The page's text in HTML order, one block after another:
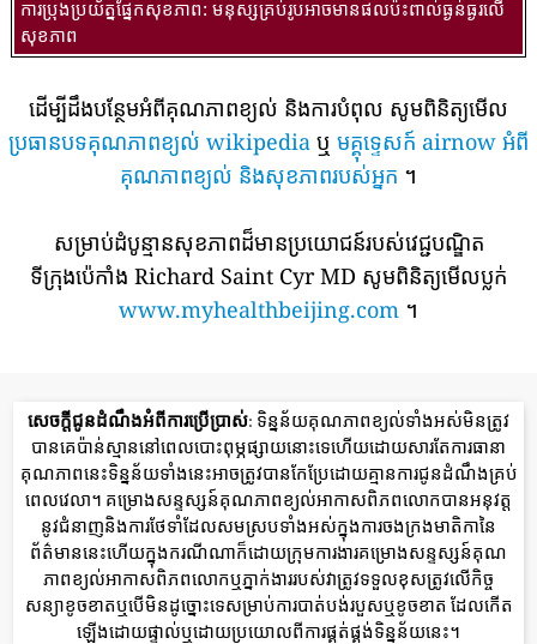
ការប្រុងប្រយ័ត្នផ្នែកសុខភាព: មនុស្សគ្រប់រូបអាចមានផលប៉ះពាល់ធ្ងន់ធ្ងរលើ
សុខភាព
ដើម្បីដឹងបន្ថែមអំពីគុណភាពខ្យល់ និងការបំពុល សូមពិនិត្យមើល
ប្រធានបទគុណភាពខ្យល់ wikipedia ឬ មគ្គុទ្ទេសក៍ airnow អំពី
គុណភាពខ្យល់ និងសុខភាពរបស់អ្នក ។
សម្រាប់ដំបូន្មានសុខភាពដ៏មានប្រយោជន៍របស់វេជ្ជបណ្ឌិត
ទីក្រុងប៉េកាំង Richard Saint Cyr MD សូមពិនិត្យមើលប្លក់
www.myhealthbeijing.com ។
សេចក្តីជូនដំណឹងអំពីការប្រើប្រាស់: ទិន្នន័យគុណភាពខ្យល់ទាំងអស់មិនត្រូវ
បានគេប៉ាន់ស្មាននៅពេលបោះពុម្ភផ្សាយនោះទេហើយដោយសារតែការធានា
គុណភាពនេះទិន្នន័យទាំងនេះអាចត្រូវបានកែប្រែដោយគ្មានការជូនដំណឹងគ្រប់
ពេលវេលា។ គម្រោងសន្ទស្សន៍គុណភាពខ្យល់អាកាសពិភពលោកបានអនុវត្ត
នូវជំនាញនិងការថែទាំដែលសមស្របទាំងអស់ក្នុងការចងក្រងមាតិកានៃ
ព័ត៌មាននេះហើយក្នុងករណីណាក៏ដោយក្រុមការងារគម្រោងសន្ទស្សន៍គុណ
ភាពខ្យល់អាកាសពិភពលោកឬភ្នាក់ងាររបស់វាត្រូវទទួលខុសត្រូវលើកិច្ច
សន្យាខូចខាតឬបើមិនដូច្នោះទេសម្រាប់ការបាត់បង់របួសឬខូចខាត ដែលកើត
ឡើងដោយផ្ទាល់ឬដោយប្រយោលពីការផ្គត់ផ្គង់ទិន្នន័យនេះ។